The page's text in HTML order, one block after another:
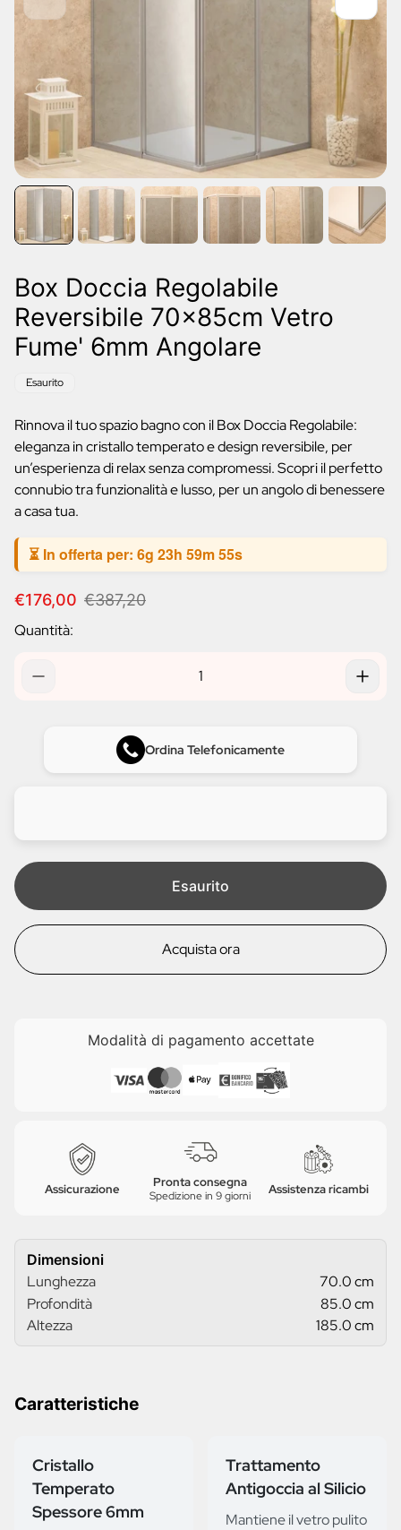
Box Doccia Regolabile
Reversibile 70x85cm Vetro
Fume' 6mm Angolare
Etichetta
Esaurito
Rinnova il tuo spazio bagno con il Box Doccia Regolabile:
eleganza in cristallo temperato e design reversibile, per
un’esperienza di relax senza compromessi. Scopri il perfetto
connubio tra funzionalità e lusso, per un angolo di benessere
a casa tua.
⏳ In offerta per: 6g 23h 59m 54s
P
e
€176,00 P
€387,20
Quantità:
Ordina Telefonicamente
Esaurito
Acquista ora
Modalità di pagamento accettate
Assicurazione Pronta consegna
Spedizione in 9 giorni Assistenza ricambi
Dimensioni
Lunghezza
70.0 cm
Profondità
85.0 cm
Altezza
185.0 cm
Caratteristiche
Cristallo
Temperato
Spessore 6mm
Trattamento
Antigoccia al Silicio
Mantiene il vetro pulito